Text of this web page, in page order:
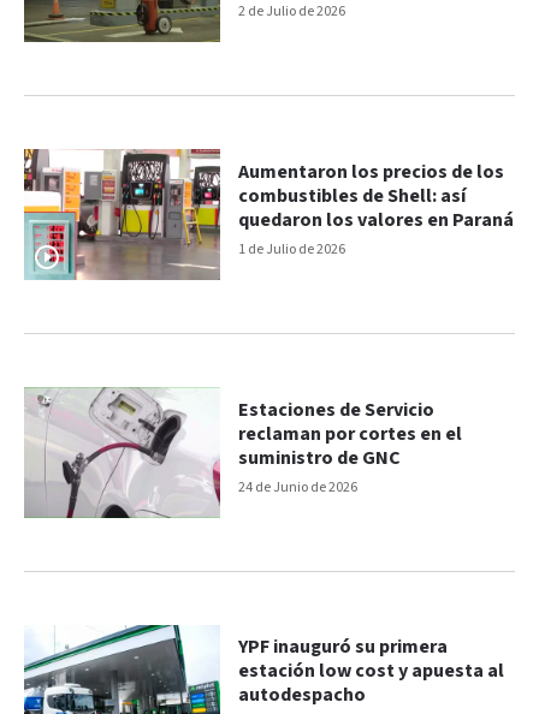
2 de Julio de 2026
1 de Julio de 2026
Aumentaron los precios de los
combustibles de Shell: así
quedaron los valores en Paraná
24 de Junio de 2026
Estaciones de Servicio
reclaman por cortes en el
suministro de GNC
YPF inauguró su primera
estación low cost y apuesta al
autodespacho